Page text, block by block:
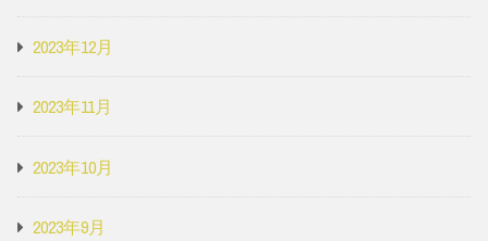
2023年12月
2023年11月
2023年10月
2023年9月